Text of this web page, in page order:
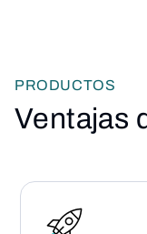
PRODUCTOS
Ventajas